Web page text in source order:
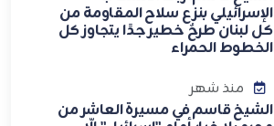
الإسرائيلي بنزع سلاح المقاومة من
كل لبنان طرحٌ خطير جدًا يتجاوز كل
الخطوط الحمراء
منذ شهر
الشيخ قاسم في مسيرة العاشر من